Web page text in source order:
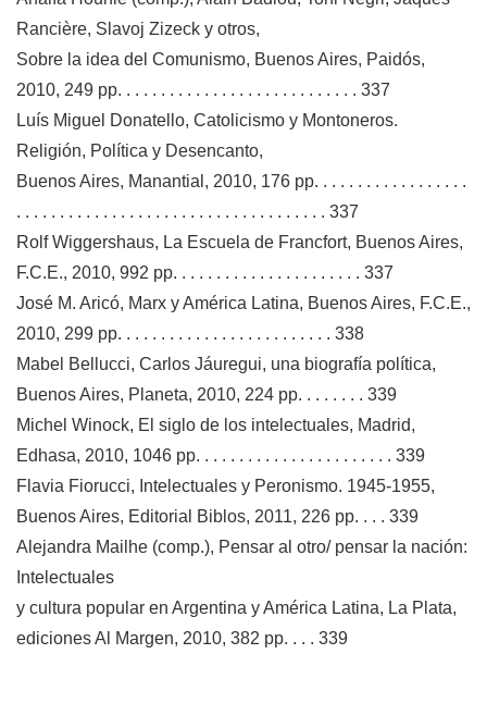
Rancière, Slavoj Zizeck y otros,
Sobre la idea del Comunismo, Buenos Aires, Paidós,
2010, 249 pp. . . . . . . . . . . . . . . . . . . . . . . . . . . . 337
Luís Miguel Donatello, Catolicismo y Montoneros.
Religión, Política y Desencanto,
Buenos Aires, Manantial, 2010, 176 pp. . . . . . . . . . . . . . . . . .
. . . . . . . . . . . . . . . . . . . . . . . . . . . . . . . . . . . . 337
Rolf Wiggershaus, La Escuela de Francfort, Buenos Aires,
F.C.E., 2010, 992 pp. . . . . . . . . . . . . . . . . . . . . . 337
José M. Aricó, Marx y América Latina, Buenos Aires, F.C.E.,
2010, 299 pp. . . . . . . . . . . . . . . . . . . . . . . . . 338
Mabel Bellucci, Carlos Jáuregui, una biografía política,
Buenos Aires, Planeta, 2010, 224 pp. . . . . . . . 339
Michel Winock, El siglo de los intelectuales, Madrid,
Edhasa, 2010, 1046 pp. . . . . . . . . . . . . . . . . . . . . . . 339
Flavia Fiorucci, Intelectuales y Peronismo. 1945-1955,
Buenos Aires, Editorial Biblos, 2011, 226 pp. . . . 339
Alejandra Mailhe (comp.), Pensar al otro/ pensar la nación:
Intelectuales
y cultura popular en Argentina y América Latina, La Plata,
ediciones Al Margen, 2010, 382 pp. . . . 339